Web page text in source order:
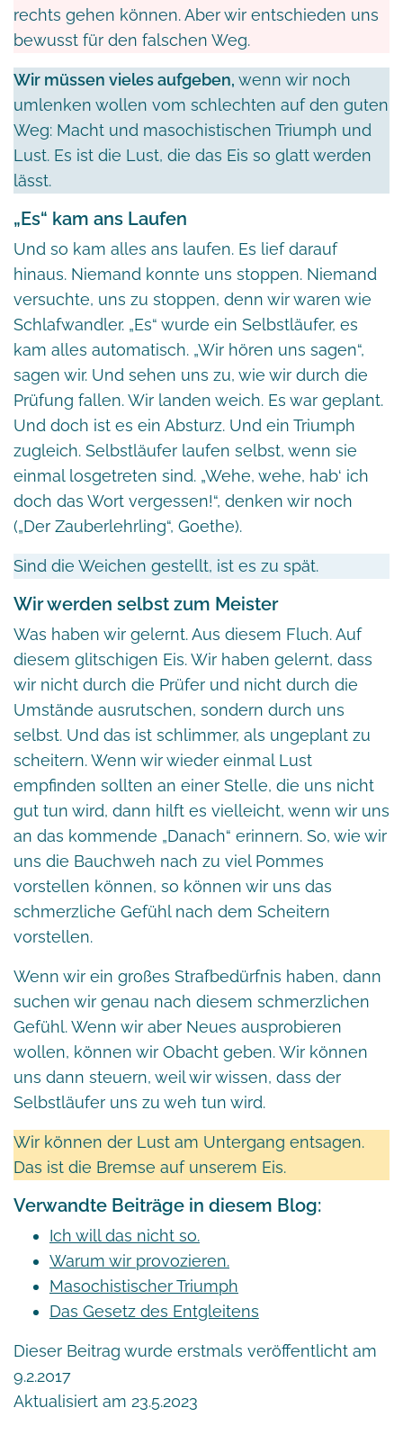
rechts gehen können. Aber wir entschieden uns
bewusst für den falschen Weg.
Wir müssen vieles aufgeben, wenn wir noch
umlenken wollen vom schlechten auf den guten
Weg: Macht und masochistischen Triumph und
Lust. Es ist die Lust, die das Eis so glatt werden
lässt.
„Es“ kam ans Laufen
Und so kam alles ans laufen. Es lief darauf
hinaus. Niemand konnte uns stoppen. Niemand
versuchte, uns zu stoppen, denn wir waren wie
Schlafwandler. „Es“ wurde ein Selbstläufer, es
kam alles automatisch. „Wir hören uns sagen“,
sagen wir. Und sehen uns zu, wie wir durch die
Prüfung fallen. Wir landen weich. Es war geplant.
Und doch ist es ein Absturz. Und ein Triumph
zugleich. Selbstläufer laufen selbst, wenn sie
einmal losgetreten sind. „Wehe, wehe, hab‘ ich
doch das Wort vergessen!“, denken wir noch
(„Der Zauberlehrling“, Goethe).
Sind die Weichen gestellt, ist es zu spät.
Wir werden selbst zum Meister
Was haben wir gelernt. Aus diesem Fluch. Auf
diesem glitschigen Eis. Wir haben gelernt, dass
wir nicht durch die Prüfer und nicht durch die
Umstände ausrutschen, sondern durch uns
selbst. Und das ist schlimmer, als ungeplant zu
scheitern. Wenn wir wieder einmal Lust
empfinden sollten an einer Stelle, die uns nicht
gut tun wird, dann hilft es vielleicht, wenn wir uns
an das kommende „Danach“ erinnern. So, wie wir
uns die Bauchweh nach zu viel Pommes
vorstellen können, so können wir uns das
schmerzliche Gefühl nach dem Scheitern
vorstellen.
Wenn wir ein großes Strafbedürfnis haben, dann
suchen wir genau nach diesem schmerzlichen
Gefühl. Wenn wir aber Neues ausprobieren
wollen, können wir Obacht geben. Wir können
uns dann steuern, weil wir wissen, dass der
Selbstläufer uns zu weh tun wird.
Wir können der Lust am Untergang entsagen.
Das ist die Bremse auf unserem Eis.
Verwandte Beiträge in diesem Blog:
Ich will das nicht so.
Warum wir provozieren.
Masochistischer Triumph
Das Gesetz des Entgleitens
Dieser Beitrag wurde erstmals veröffentlicht am
9.2.2017
Aktualisiert am 23.5.2023